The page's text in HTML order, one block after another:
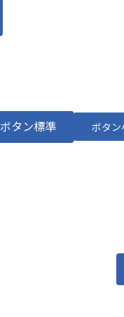
ボタン標準 ボタン